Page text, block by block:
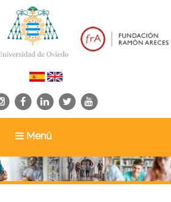
Menú